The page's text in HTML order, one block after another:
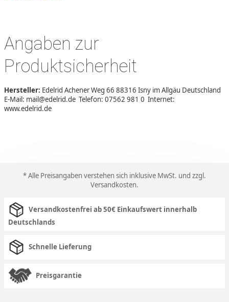
Angaben zur
Produktsicherheit
Hersteller: Edelrid Achener Weg 66 88316 Isny im Allgäu Deutschland
E-Mail: mail@edelrid.de Telefon: 07562 981 0 Internet:
www.edelrid.de
* Alle Preisangaben verstehen sich inklusive MwSt. und zzgl.
Versandkosten.
Versandkostenfrei ab 50€ Einkaufswert innerhalb
Deutschlands
Schnelle Lieferung
Preisgarantie